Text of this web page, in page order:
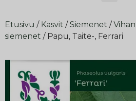
Etusivu / Kasvit /Siemenet /
siemenet / Papu, Taite-, Ferrari